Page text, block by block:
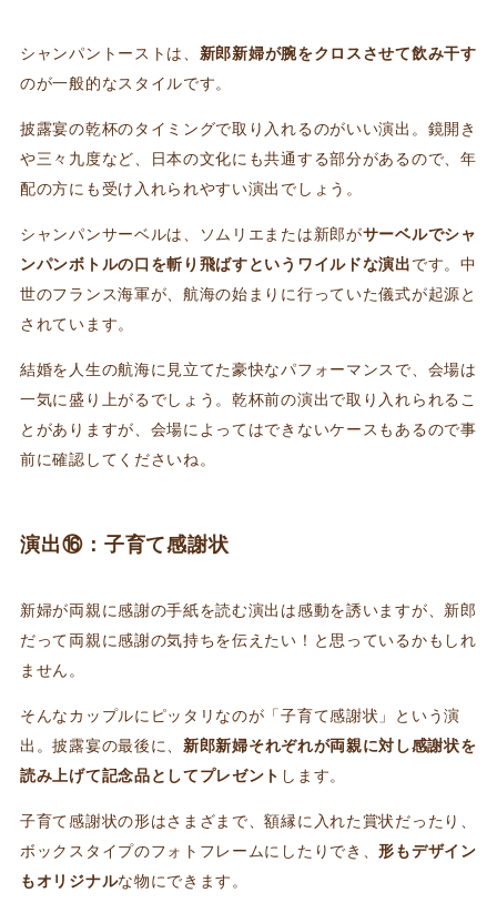
シャンパントーストは、 新郎新婦が腕をクロスさせて飲み干す
のが一般的なスタイルです。
披露宴の乾杯のタイミングで取り入れるのがいい演出。鏡開き
や三々九度など、日本の文化にも共通する部分があるので、年
配の方にも受け入れられやすい演出でしょう。
シャンパンサーベルは、ソムリエまたは新郎がサーベルでシャ
ンパンボトルの口を斬り飛ばすというワイルドな演出 です。中
世のフランス海軍が、航海の始まりに行っていた儀式が起源と
されています。
結婚を人生の航海に見立てた豪快なパフォーマンスで、会場は
一気に盛り上がるでしょう。乾杯前の演出で取り入れられるこ
とがありますが、会場によってはできないケースもあるので事
前に確認してくださいね。
演出⑯：子育て感謝状
新婦が両親に感謝の手紙を読む演出は感動を誘いますが、新郎
だって両親に感謝の気持ちを伝えたい！と思っているかもしれ
ません。
そんなカップルにピッタリなのが「子育て感謝状」という演
出。披露宴の最後に、 新郎新婦それぞれが両親に対し感謝状を
読み上げて記念品としてプレゼント します。
子育て感謝状の形はさまざまで、額縁に入れた賞状だったり、
ボックスタイプのフォトフレームにしたりでき、形もデザイン
もオリジナルな物にできます。